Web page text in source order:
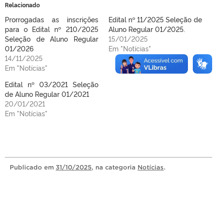
Relacionado
Prorrogadas as inscrições
para o Edital nº 210/2025
Seleção de Aluno Regular
01/2026
14/11/2025
Em "Notícias"
Edital nº 11/2025 Seleção de
Aluno Regular 01/2025.
15/01/2025
Em "Notícias"
Edital nº 03/2021 Seleção
de Aluno Regular 01/2021
20/01/2021
Em "Notícias"
Publicado em 31/10/2025, na categoria Notícias.